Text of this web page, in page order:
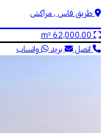
طريق فاس , مراكش
62,000.00 m²
اتصل
بريد واتساب